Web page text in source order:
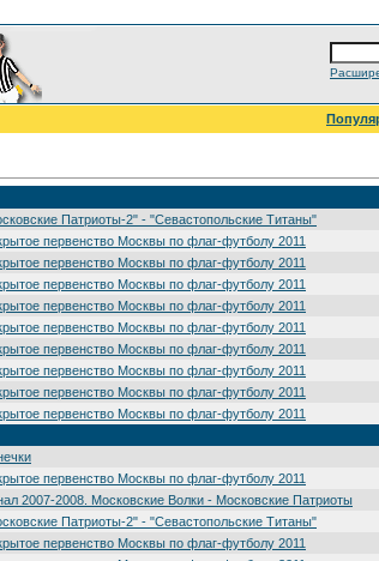
Патриоты-2" - "Севастопольские Титаны"
первенство Москвы по флаг-футболу 2011
первенство Москвы по флаг-футболу 2011
первенство Москвы по флаг-футболу 2011
первенство Москвы по флаг-футболу 2011
первенство Москвы по флаг-футболу 2011
первенство Москвы по флаг-футболу 2011
первенство Москвы по флаг-футболу 2011
первенство Москвы по флаг-футболу 2011
первенство Москвы по флаг-футболу 2011
первенство Москвы по флаг-футболу 2011
2007-2008. Московские Волки - Московские Патриоты
Патриоты-2" - "Севастопольские Титаны"
первенство Москвы по флаг-футболу 2011